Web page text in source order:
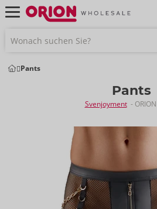
Pants
Pants
Svenjoyment -